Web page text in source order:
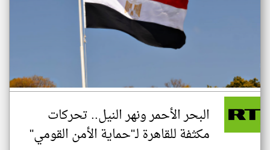
البحر الأحمر ونهر النيل.. تحركات
مكثفة للقاهرة لـ"حماية الأمن القومي"